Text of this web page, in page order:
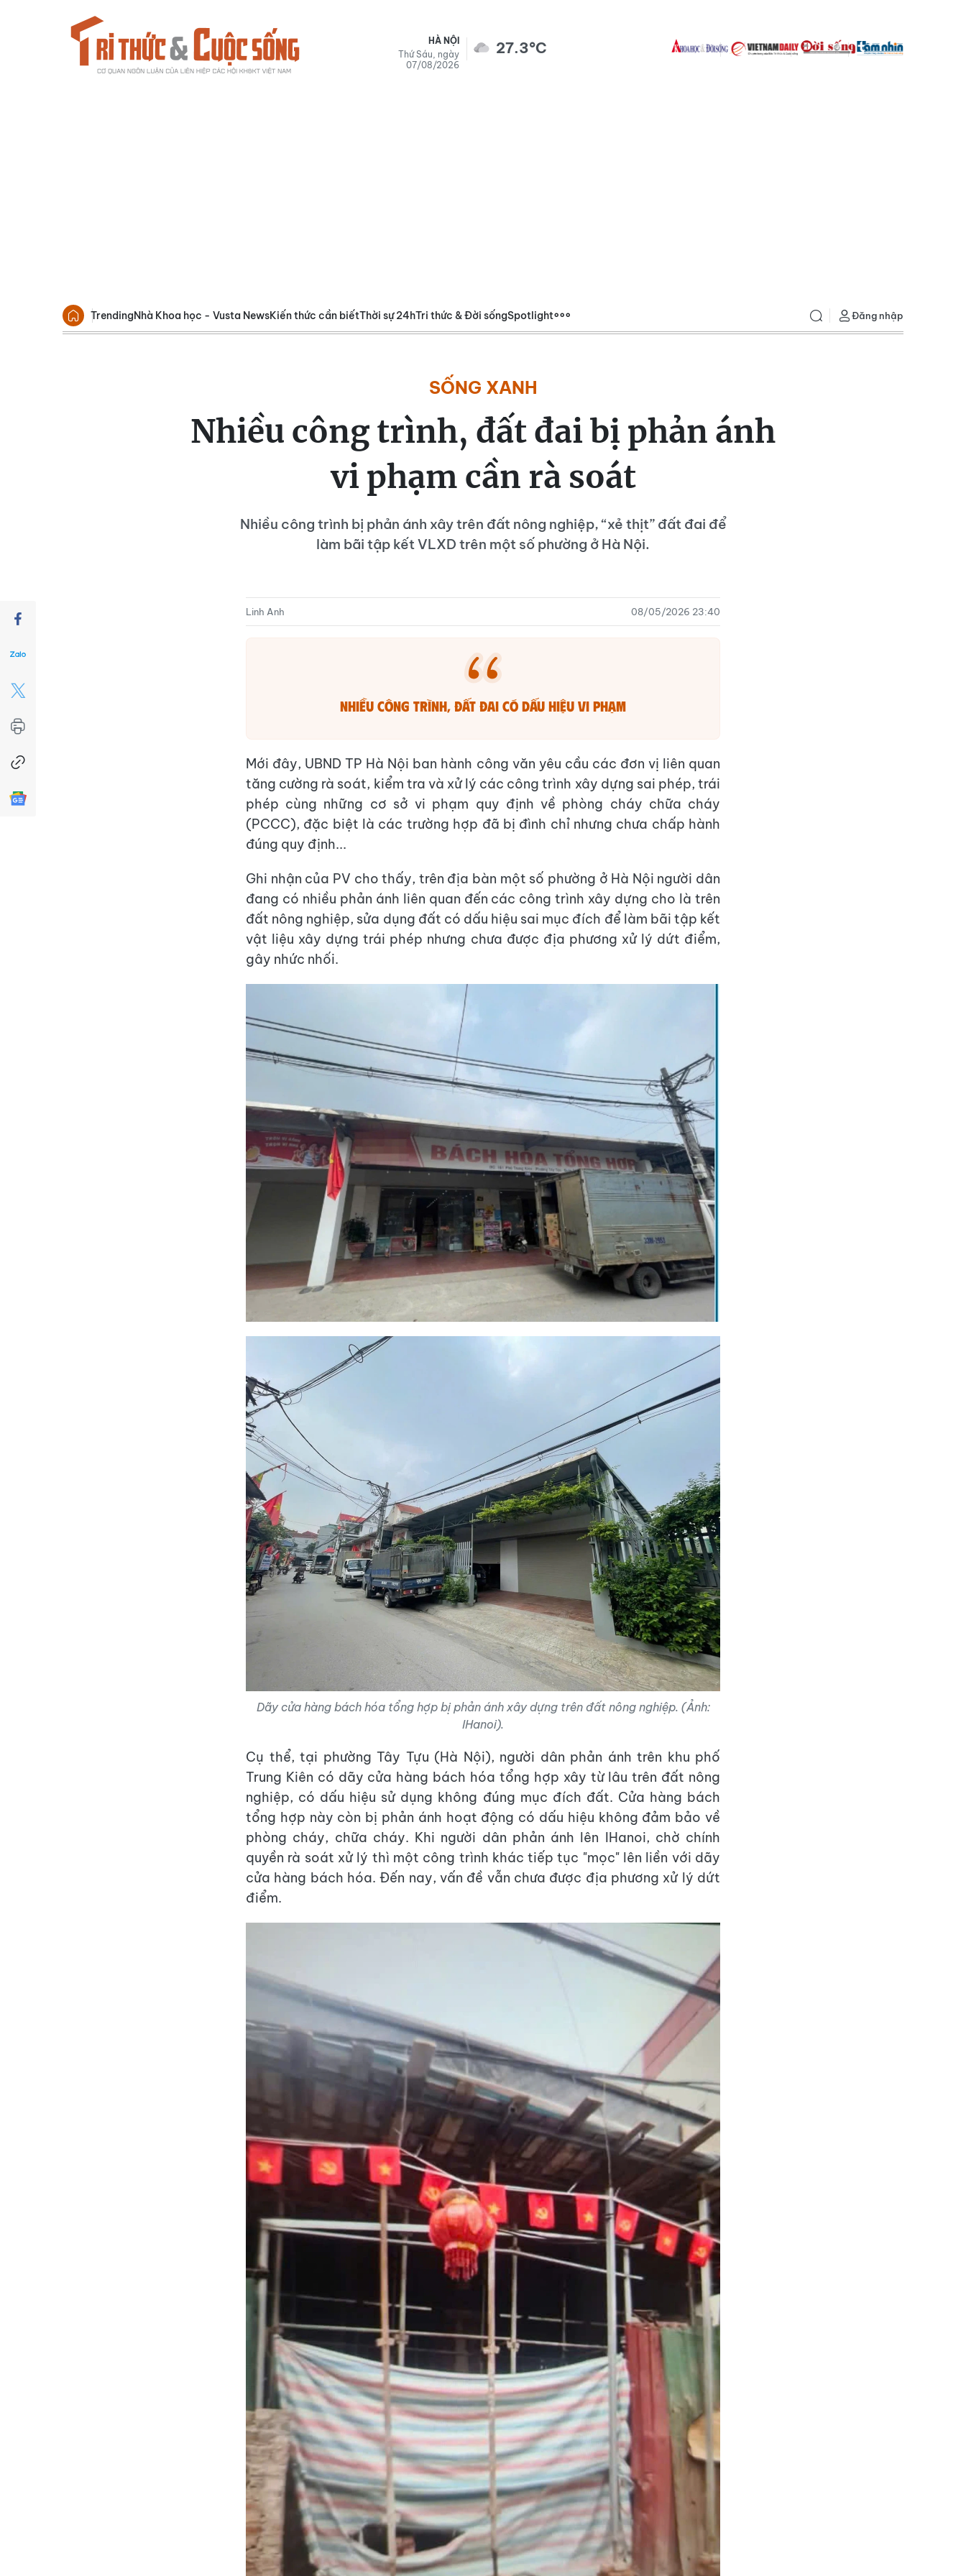
HÀ NỘI
Thứ Sáu, ngày
07/08/2026
27.3°C
TrendingNhà Khoa học - Vusta NewsKiến thức cần biếtThời sự 24hTri thức & Đời sốngSpotlight Đăng nhập
SỐNG XANH
Nhiều công trình, đất đai bị phản ánh
vi phạm cần rà soát
Nhiều công trình bị phản ánh xây trên đất nông nghiệp, “xẻ thịt” đất đai để
làm bãi tập kết VLXD trên một số phường ở Hà Nội.
Linh Anh 08/05/2026 23:40
Nhiều công trình, đất đai có dấu hiệu vi phạm
Mới đây, UBND TP Hà Nội ban hành công văn yêu cầu các đơn vị liên quan
tăng cường rà soát, kiểm tra và xử lý các công trình xây dựng sai phép, trái
phép cùng những cơ sở vi phạm quy định về phòng cháy chữa cháy
(PCCC), đặc biệt là các trường hợp đã bị đình chỉ nhưng chưa chấp hành
đúng quy định...
Ghi nhận của PV cho thấy, trên địa bàn một số phường ở Hà Nội người dân
đang có nhiều phản ánh liên quan đến các công trình xây dựng cho là trên
đất nông nghiệp, sửa dụng đất có dấu hiệu sai mục đích để làm bãi tập kết
vật liệu xây dựng trái phép nhưng chưa được địa phương xử lý dứt điểm,
gây nhức nhối.
Dãy cửa hàng bách hóa tổng hợp bị phản ánh xây dựng trên đất nông nghiệp. (Ảnh:
IHanoi).
Cụ thể, tại phường Tây Tựu (Hà Nội), người dân phản ánh trên khu phố
Trung Kiên có dãy cửa hàng bách hóa tổng hợp xây từ lâu trên đất nông
nghiệp, có dấu hiệu sử dụng không đúng mục đích đất. Cửa hàng bách
tổng hợp này còn bị phản ánh hoạt động có dấu hiệu không đảm bảo về
phòng cháy, chữa cháy. Khi người dân phản ánh lên IHanoi, chờ chính
quyền rà soát xử lý thì một công trình khác tiếp tục "mọc" lên liền với dãy
cửa hàng bách hóa. Đến nay, vấn đề vẫn chưa được địa phương xử lý dứt
điểm.